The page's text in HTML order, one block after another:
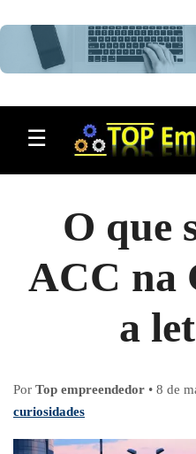
☰
O que
ACC na
a
Por Top empreendedor • 8 de
curiosidades